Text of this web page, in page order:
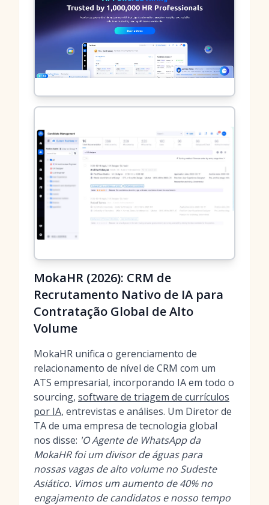
MokaHR (2026): CRM de
Recrutamento Nativo de IA para
Contratação Global de Alto
Volume
MokaHR unifica o gerenciamento de
relacionamento de nível de CRM com um
ATS empresarial, incorporando IA em todo o
sourcing, software de triagem de currículos
por IA, entrevistas e análises. Um Diretor de
TA de uma empresa de tecnologia global
nos disse: 'O Agente de WhatsApp da
MokaHR foi um divisor de águas para
nossas vagas de alto volume no Sudeste
Asiático. Vimos um aumento de 40% no
engajamento de candidatos e nosso tempo